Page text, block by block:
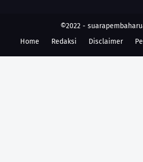
©2022 -
Home
Redaksi Disclaimer